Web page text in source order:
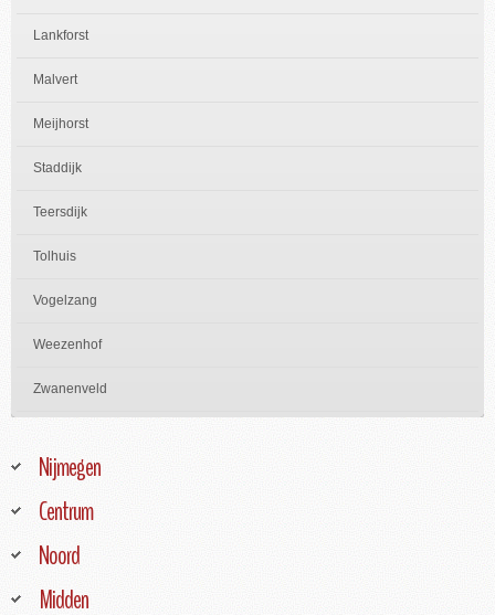
Lankforst
Malvert
Meijhorst
Staddijk
Teersdijk
Tolhuis
Vogelzang
Weezenhof
Zwanenveld
Nijmegen
Centrum
Noord
Midden